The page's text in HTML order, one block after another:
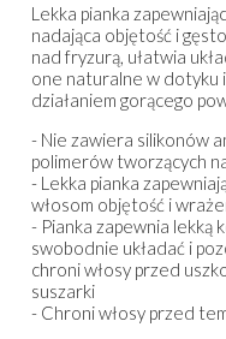
Lekka pianka
nadająca objętość i
nad fryzurą, ułatwia
one naturalne w dotyku
działaniem gorącego
- Nie zawiera silikonów
polimerów tworzących
- Lekka pianka
włosom objętość i
- Pianka zapewnia lekką
swobodnie układać i
chroni włosy przed
suszarki
- Chroni włosy przed